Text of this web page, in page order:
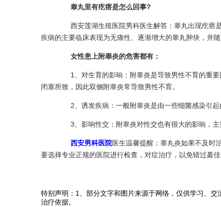
睾丸里有疙瘩是怎么回事?
西安莲湖生殖医院男科医生解答：睾丸出现疙瘩是
疾病的主要临床表现为无痛性、逐渐增大的睾丸肿块，并
女性患上附睾炎的危害都有：
1、对生育的影响：附睾炎是导致男性不育的重要
闭塞所致，因此双侧附睾炎常导致男性不育。
2、诱发疾病：一般附睾炎是由一些细菌感染引起
3、影响性交：附睾炎对性交也有很大的影响，主
西安男科医院医生温馨提醒：睾丸炎如果不及时
要选择专业正规的医院进行检查，对症治疗，以免错过蕞
特别声明：1、部分文字和图片来源于网络，仅供学习、
治疗依据。